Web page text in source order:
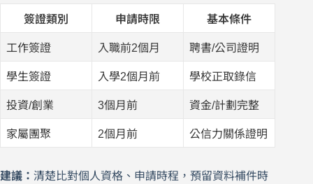
簽證類別 申請時限 基本條件
工作簽證 入職前2個月 聘書/公司證明
學生簽證 入學2個月前 學校正取錄信
投資/創業 3個月前 資金/計劃完整
家屬團聚 2個月前 公信力關係證明
建議： 清楚比對個人資格、申請時程，預留資料補件時